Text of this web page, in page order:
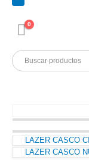
0
LAZER CASCO
LAZER CASCO